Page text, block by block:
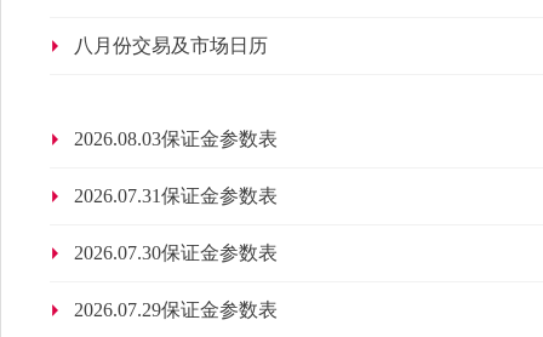
八月份交易及市场日历
2026.08.03保证金参数表
2026.07.31保证金参数表
2026.07.30保证金参数表
2026.07.29保证金参数表